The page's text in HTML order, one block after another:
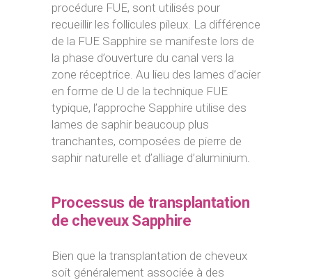
procédure FUE, sont utilisés pour
recueillir les follicules pileux. La différence
de la FUE Sapphire se manifeste lors de
la phase d’ouverture du canal vers la
zone réceptrice. Au lieu des lames d’acier
en forme de U de la technique FUE
typique, l’approche Sapphire utilise des
lames de saphir beaucoup plus
tranchantes, composées de pierre de
saphir naturelle et d’alliage d’aluminium.
Processus de transplantation
de cheveux Sapphire
Bien que la transplantation de cheveux
soit généralement associée à des